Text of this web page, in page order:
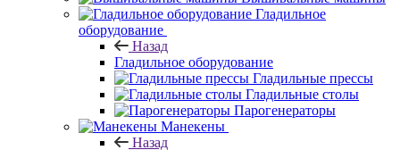
Гладильное
оборудование
Назад
Гладильное оборудование
Гладильные прессы
Гладильные столы
Парогенераторы
Манекены
Назад